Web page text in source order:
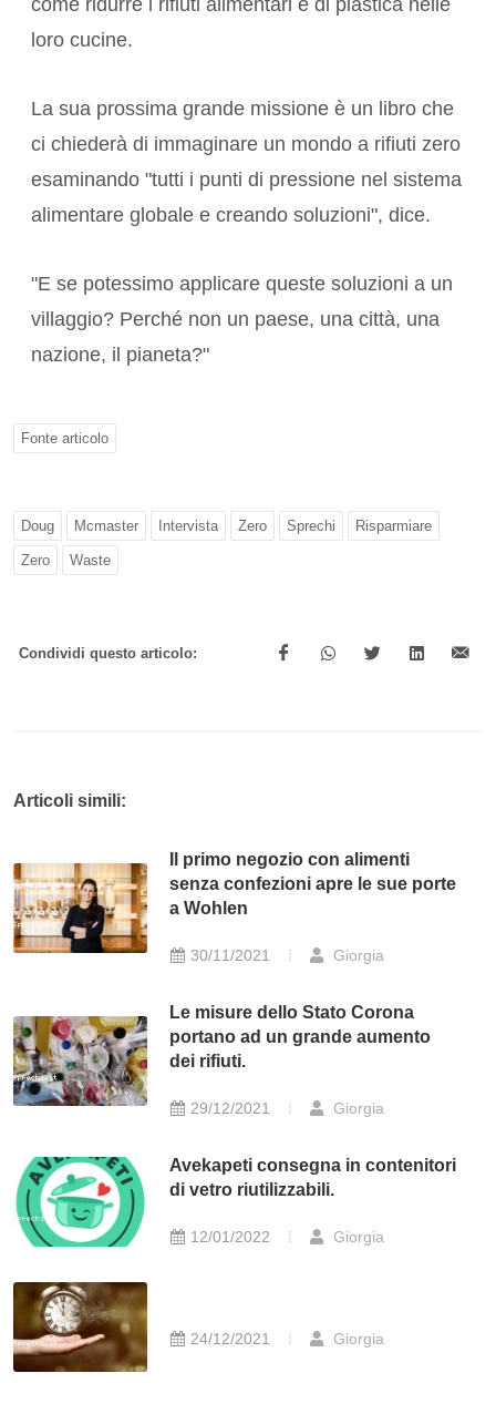
come ridurre i rifiuti alimentari e di plastica nelle
loro cucine.
La sua prossima grande missione è un libro che
ci chiederà di immaginare un mondo a rifiuti zero
esaminando "tutti i punti di pressione nel sistema
alimentare globale e creando soluzioni", dice.
"E se potessimo applicare queste soluzioni a un
villaggio? Perché non un paese, una città, una
nazione, il pianeta?"
Fonte articolo
Doug Mcmaster Intervista Zero Sprechi Risparmiare
Zero Waste
Condividi questo articolo:
Articoli simili:
Il primo negozio con alimenti
senza confezioni apre le sue porte
a Wohlen
30/11/2021 Giorgia
Le misure dello Stato Corona
portano ad un grande aumento
dei rifiuti.
29/12/2021 Giorgia
Avekapeti consegna in contenitori
di vetro riutilizzabili.
12/01/2022 Giorgia
24/12/2021 Giorgia